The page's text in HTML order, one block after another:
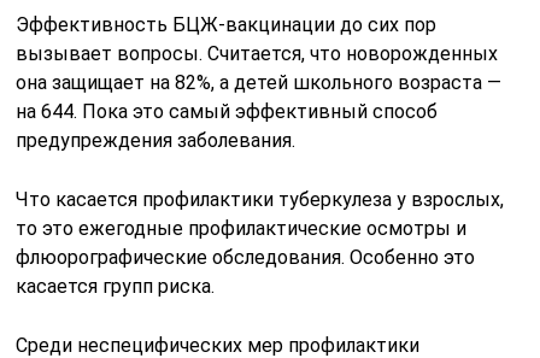
Эффективность БЦЖ-вакцинации до сих пор
вызывает вопросы. Считается, что новорожденных
она защищает на 82%, а детей школьного возраста —
на 644. Пока это самый эффективный способ
предупреждения заболевания.
Что касается профилактики туберкулеза у взрослых,
то это ежегодные профилактические осмотры и
флюорографические обследования. Особенно это
касается групп риска.
Среди неспецифических мер профилактики